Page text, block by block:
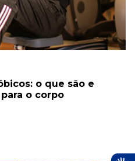
o que são e
o corpo